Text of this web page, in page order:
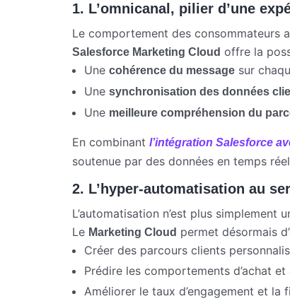
1. L’omnicanal, pilier d’une
Le comportement des consommateurs
Salesforce Marketing Cloud offre la
Une cohérence du message sur
Une synchronisation des données
Une meilleure compréhension du
En combinant l’intégration Salesforce
soutenue par des données en temps
2. L’hyper-automatisation au
L’automatisation n’est plus
Le Marketing Cloud permet désormais
Créer des parcours clients
Prédire les comportements d’achat
Améliorer le taux d’engagement et la